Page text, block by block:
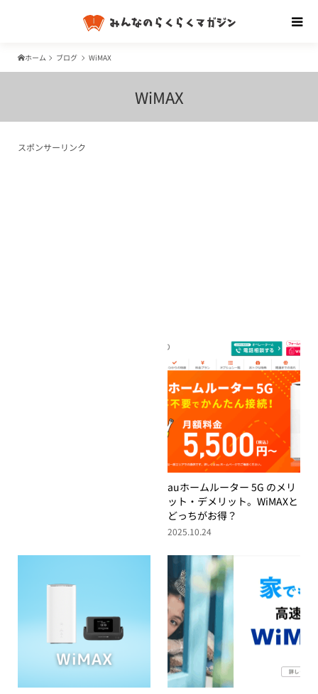
ホーム ブログ WiMAX
WiMAX
スポンサーリンク
auホームルーター 5G のメリ
ット・デメリット。WiMAXと
どっちがお得？
2025.10.24